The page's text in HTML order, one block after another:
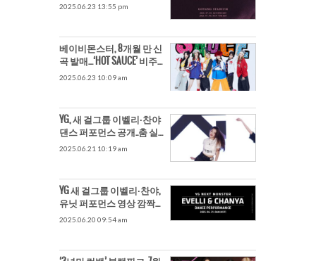
카운트다운 시작
2025.06.23 13:55 pm
베이비몬스터, 8개월 만 신
곡 발매…‘HOT SAUCE’ 비주
얼 공개
2025.06.23 10:09 am
YG, 새 걸그룹 이벨리·찬야
댄스 퍼포먼스 공개..춤 실
력도 완성형
2025.06.21 10:19 am
YG 새 걸그룹 이벨리·찬야,
유닛 퍼포먼스 영상 깜짝
공개
2025.06.20 09:54 am